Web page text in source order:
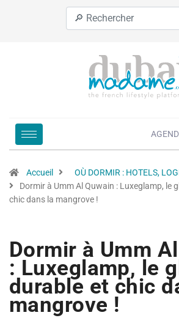
Accueil
OÙ DORMIR : HOTELS,
Dormir à Umm Al Quwain : Luxeglamp, le
chic dans la mangrove !
Dormir à Umm
: Luxeglamp, le
durable et chic
mangrove !